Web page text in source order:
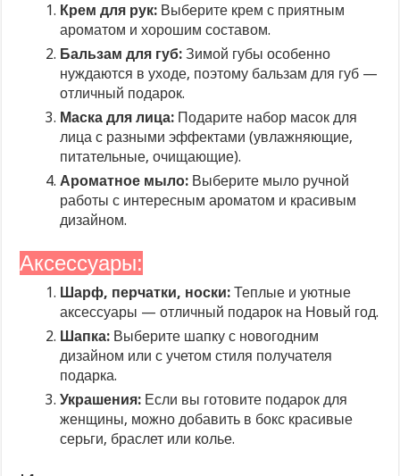
Крем для рук: Выберите крем с приятным
ароматом и хорошим составом.
Бальзам для губ: Зимой губы особенно
нуждаются в уходе, поэтому бальзам для губ —
отличный подарок.
Маска для лица: Подарите набор масок для
лица с разными эффектами (увлажняющие,
питательные, очищающие).
Ароматное мыло: Выберите мыло ручной
работы с интересным ароматом и красивым
дизайном.
Аксессуары:
Шарф, перчатки, носки: Теплые и уютные
аксессуары — отличный подарок на Новый год.
Шапка: Выберите шапку с новогодним
дизайном или с учетом стиля получателя
подарка.
Украшения: Если вы готовите подарок для
женщины, можно добавить в бокс красивые
серьги, браслет или колье.